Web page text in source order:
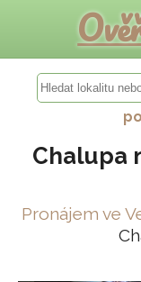
Chalupa
Pronájem ve